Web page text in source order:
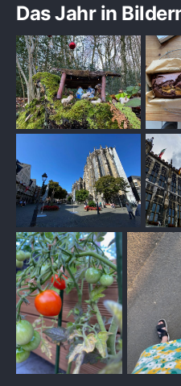
The Very Secret
Cultish: The Language
Monatsrückblick Januar
Monatsrückblick
Monatsrückblick März
Monatsrückblick April
Monatsrückblick Mai
Ravelry
Das Jahr in